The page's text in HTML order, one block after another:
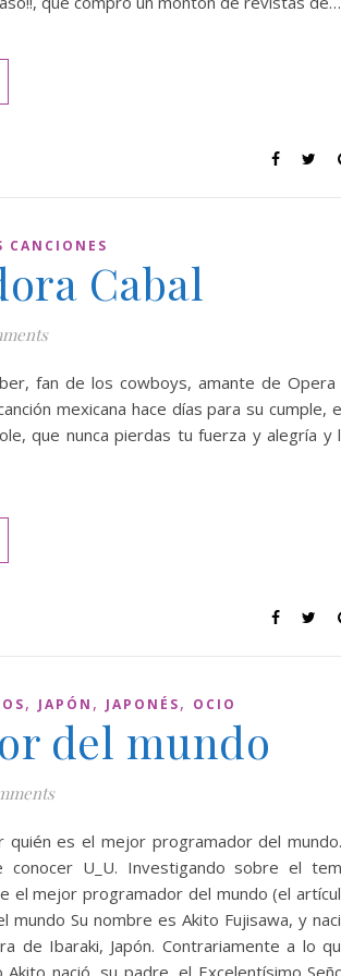
CANCIONES
Cabal
fan de los cowboys, amante de Opera
mexicana hace días para su cumple,
que nunca pierdas tu fuerza y alegría y
, JAPÓN , JAPONÉS, OCIO
del mundo
quién es el mejor programador del
conocer U_U. Investigando sobre el
el mejor programador del mundo (el
Su nombre es Akito Fujisawa, y
de Ibaraki, Japón. Contrariamente a lo
nació, su padre, el Excelentísimo